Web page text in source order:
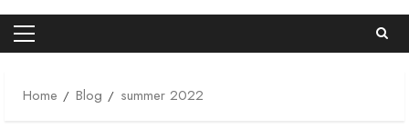
Primary
Home
Blog summer 2022